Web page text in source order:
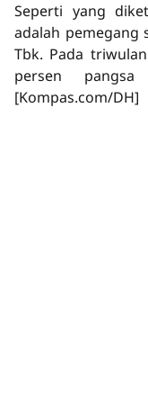
Seperti yang
adalah pemegang
Tbk. Pada
persen
[Kompas.com/DH]